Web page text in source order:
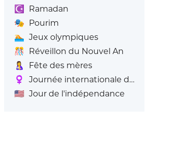
☪️
Ramadan
🎭 Pourim
🏊 Jeux olympiques
🎊
Réveillon du Nouvel An
🤱
Fête des mères
♀️
Journée internationale de la femme
🇺🇸 Jour de l'indépendance